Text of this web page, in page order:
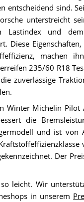
entscheidend sind.
unterstreicht
Lastindex und
Diese
machen
235/60 R18
zuverlässige
Winter Michelin Pilot
die
und ist
Der
leicht. Wir
in unserem